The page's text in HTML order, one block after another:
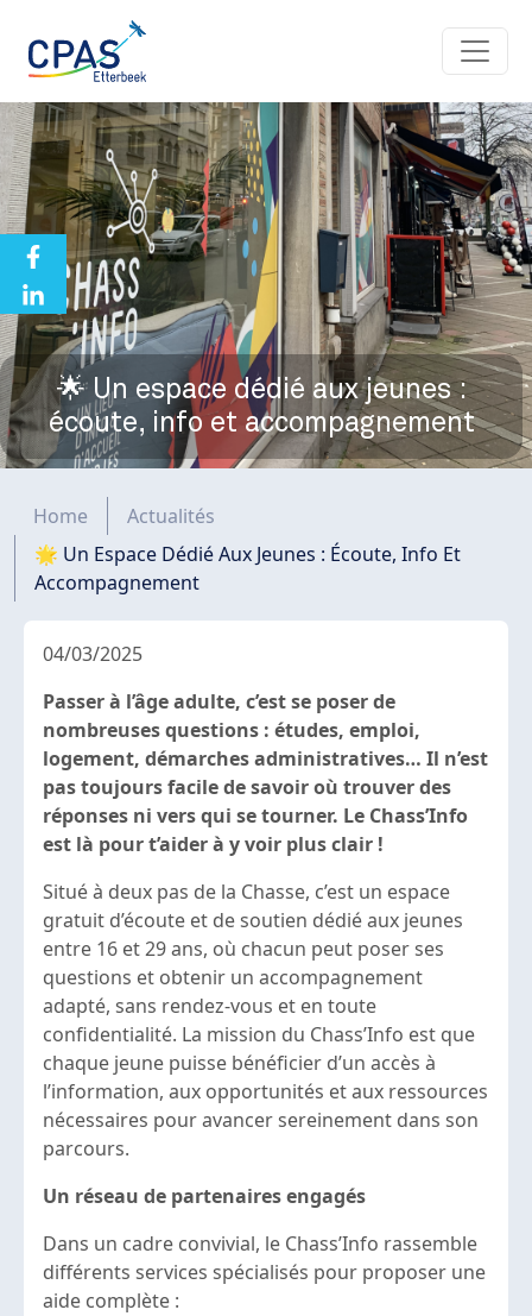
🌟 Un espace dédié aux jeunes :
écoute, info et accompagnement
Fil d'Ariane
Home
Actualités
🌟 Un Espace Dédié Aux Jeunes : Écoute, Info Et
Accompagnement
04/03/2025
Passer à l’âge adulte, c’est se poser de
nombreuses questions : études, emploi,
logement, démarches administratives… Il n’est
pas toujours facile de savoir où trouver des
réponses ni vers qui se tourner. Le Chass’Info
est là pour t’aider à y voir plus clair !
Situé à deux pas de la Chasse, c’est un espace
gratuit d’écoute et de soutien dédié aux jeunes
entre 16 et 29 ans, où chacun peut poser ses
questions et obtenir un accompagnement
adapté, sans rendez-vous et en toute
confidentialité. La mission du Chass’Info est que
chaque jeune puisse bénéficier d’un accès à
l’information, aux opportunités et aux ressources
nécessaires pour avancer sereinement dans son
parcours.
Un réseau de partenaires engagés
Dans un cadre convivial, le Chass’Info rassemble
différents services spécialisés pour proposer une
aide complète :